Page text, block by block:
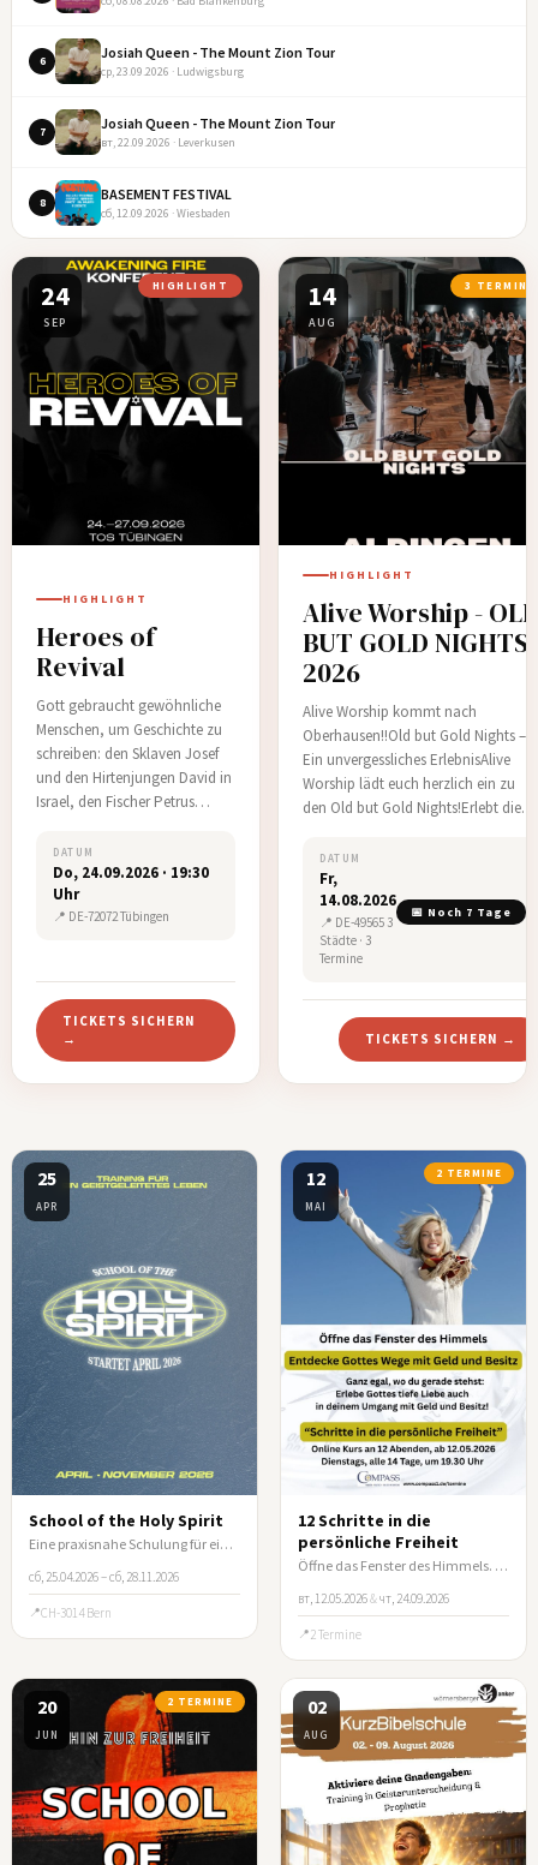
6 Josiah Queen - The Mount Zion Tour
ср, 23.09.2026 · Ludwigsburg
7 Josiah Queen - The Mount Zion Tour
вт, 22.09.2026 · Leverkusen
8 BASEMENT FESTIVAL
сб, 12.09.2026 · Wiesbaden
24
SEP
HIGHLIGHT
HIGHLIGHT
Heroes of
Revival
Gott gebraucht gewöhnliche
Menschen, um Geschichte zu
schreiben: den Sklaven Josef
und den Hirtenjungen David in
Israel, den Fischer Petrus
Columban,&nbsp;durch den
Europa&nbsp;evangelisiert
wurde. Oder denken wir an den
Kellner William Joseph
DATUM
Do, 24.09.2026 · 19:30
Uhr
📍 DE-72072 Tübingen
TICKETS SICHERN
→
14
AUG
3 TERMINE
HIGHLIGHT
Alive Worship -
BUT GOLD NIGHTS
2026
Alive Worship kommt nach
Oberhausen!!Old but Gold Nights –
Ein unvergessliches ErlebnisAlive
Worship lädt euch herzlich ein zu
den Old but Gold Nights!Erlebt die
Lobpreisgeschichte live – ein Abend
voller Anbetung, Gemeinschaft und
der Schönheit zeitloser Melodien, die
Genera…
DATUM
Fr,
14.08.2026
📍 DE-49565 3
Städte · 3
Termine
📅 Noch 7 Tage
TICKETS SICHERN →
25
APR
School of the Holy Spirit
Eine praxisnahe Schulung für ein vom Heiligen Geist geleitetes Leben
сб, 25.04.2026 – сб, 28.11.2026
CH-3014 Bern
12
MAI
2 TERMINE
12 Schritte in die
persönliche Freiheit
Öffne das Fenster des Himmels. Entdecke Gottes Wege mit Geld und Besitz!
вт, 12.05.2026&чт, 24.09.2026
2 Termine
20
JUN
2 TERMINE 02
AUG